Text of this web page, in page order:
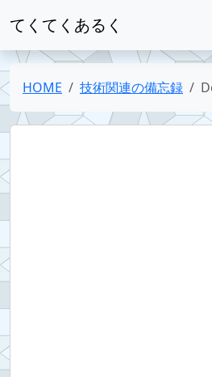
てくてくあるく
HOME 技術関連の備忘録